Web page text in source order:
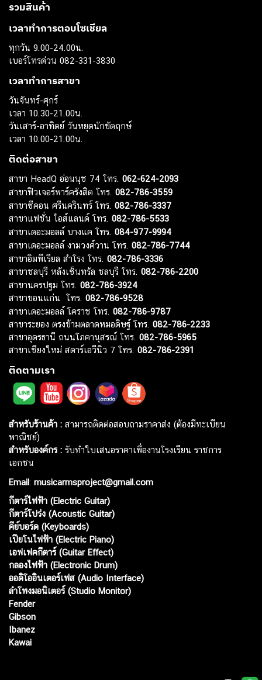
รวมสินค้า
เวลาทำการตอบโซเชียล
ทุกวัน 9.00-24.00น.
เบอร์โทรด่วน 082-331-3830
เวลาทำการสาขา
วันจันทร์-ศุกร์
เวลา 10.30-21.00น.
วันเสาร์-อาทิตย์ วันหยุดนักขัตฤกษ์
เวลา 10.00-21.00น.
ติดต่อสาขา
สาขา HeadQ อ่อนนุช 74 โทร. 062-624-2093
สาขาฟิวเจอร์พาร์ครังสิต โทร. 082-786-3559
สาขาซีคอน ศรีนครินทร์ โทร. 082-786-3337
สาขาแฟชั่น ไอส์แลนด์ โทร. 082-786-5533
สาขาเดอะมอลล์ บางแค โทร. 084-977-9994
สาขาเดอะมอลล์ งามวงศ์วาน โทร. 082-786-7744
สาขาอิมพีเรียล สำโรง โทร. 082-786-3336
สาขาชลบุรี หลังเซ็นทรัล ชลบุรี โทร. 082-786-2200
สาขานครปฐม โทร. 082-786-3924
สาขาขอนแก่น โทร. 082-786-9528
สาขาเดอะมอลล์ โคราช โทร. 082-786-9787
สาขาระยอง ตรงข้ามตลาดหมอดิษฐ์ โทร. 082-786-2233
สาขาอุดรธานี ถนนโภคานุสรณ์ โทร. 082-786-5965
สาขาเชียงใหม่ สตาร์เอวีนิว 7 โทร. 082-786-2391
ติดตามเรา
สำหรับร้านค้า : สามารถติดต่อสอบถามราคาส่ง (ต้องมีทะเบียน
พาณิชย์)
สำหรับองค์กร : รับทำใบเสนอราคาเพื่องานโรงเรียน ราชการ
เอกชน
Email: musicarmsproject@gmail.com
กีตาร์ไฟฟ้า (Electric Guitar)
กีตาร์โปร่ง (Acoustic Guitar)
คีย์บอร์ด (Keyboards)
เปียโนไฟฟ้า (Electric Piano)
เอฟเฟคกีตาร์ (Guitar Effect)
กลองไฟฟ้า (Electronic Drum)
ออดิโออินเตอร์เฟส (Audio Interface)
ลำโพงมอนิเตอร์ (Studio Monitor)
Fender
Gibson
Ibanez
Kawai